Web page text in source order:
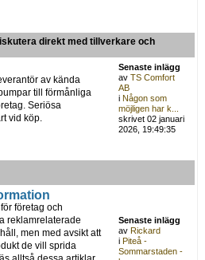
direkt med tillverkare och
av kända
till förmånliga
Seriösa
vid köp.
Senaste inlägg
avTS Comfort
AB
iNågon som
möjligen har k...
skrivet 02 januari
2026, 19:49:35
företag och
reklamrelaterade
men med avsikt att
de vill sprida
Senaste inlägg
avRickard
iPiteå -
Sommarstaden -